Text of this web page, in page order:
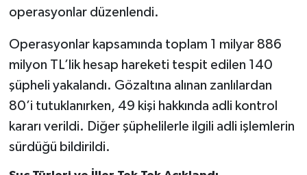
operasyonlar düzenlendi.
Operasyonlar kapsamında toplam 1 milyar 886
milyon TL’lik hesap hareketi tespit edilen 140
şüpheli yakalandı. Gözaltına alınan zanlılardan
80’i tutuklanırken, 49 kişi hakkında adli kontrol
kararı verildi. Diğer şüphelilerle ilgili adli işlemlerin
sürdüğü bildirildi.
BİLİMNET
Yemek
SEÇİM 2014
KİM KİMDİR